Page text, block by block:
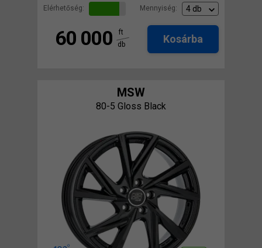
Elérhetőség: Mennyiség:
60 000
ft
db
Kosárba
MSW
80-5 Gloss Black